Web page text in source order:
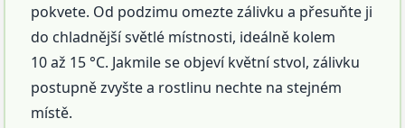
pokvete. Od podzimu omezte zálivku a přesuňte ji
do chladnější světlé místnosti, ideálně kolem
10 až 15 °C. Jakmile se objeví květní stvol, zálivku
postupně zvyšte a rostlinu nechte na stejném
místě.